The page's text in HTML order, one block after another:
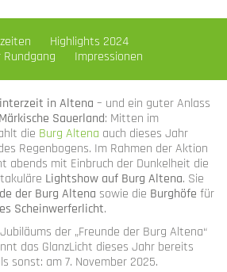
Highlights 2024
Impressionen
in Altena – und ein guter Anlass
Sauerland: Mitten im
die Burg Altena auch dieses Jahr
Regenbogens. Im Rahmen der Aktion
abends mit Einbruch der Dunkelheit die
Lightshow auf Burg Altena. Sie
der Burg Altena sowie die Burghöfe für
Scheinwerferlicht.
der „Freunde der Burg Altena“
das GlanzLicht dieses Jahr bereits
sonst: am 7. November 2025.